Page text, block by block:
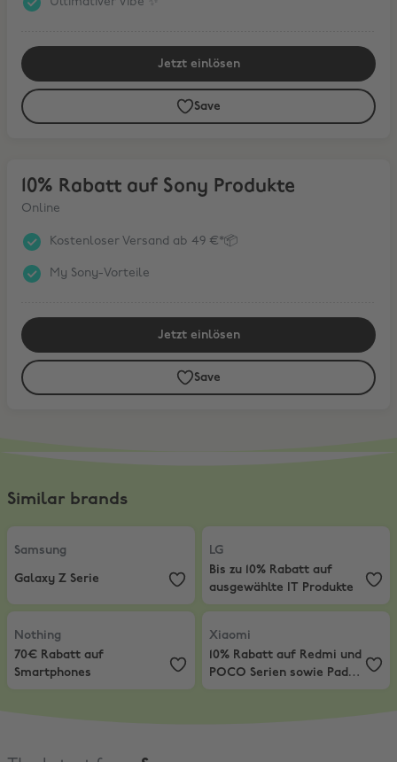
Jetzt einlösen
Save
10% Rabatt auf Sony Produkte
Online
Kostenloser Versand ab 49 €*📦
My Sony-Vorteile
Jetzt einlösen
Save
Similar brands
Samsung
Samsung
Galaxy Z Serie
LG
Bis zu 10% Rabatt auf
LG
Bis zu 10% Rabatt auf
ausgewählte IT Produkte
Nothing
70€ Rabatt auf Smartphones
Nothing
70€ Rabatt auf
Smartphones
Xiaomi
10% Rabatt auf Redmi
Xiaomi
10% Rabatt auf Redmi und
POCO Serien sowie Pad-
Produkte